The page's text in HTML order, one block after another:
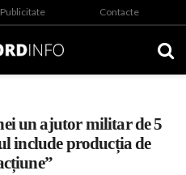
Publicitate Contacte
un ajutor militar de 5
include producția de